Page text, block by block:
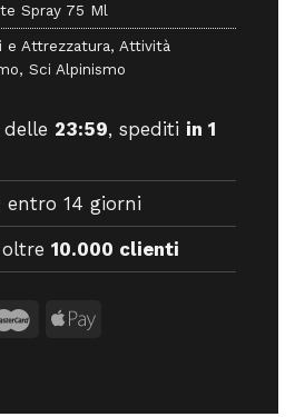
Spray 75 Ml
e Attrezzatura, Attività
, Sci Alpinismo
23:59, spediti in 1
entro 14 giorni
10.000 clienti